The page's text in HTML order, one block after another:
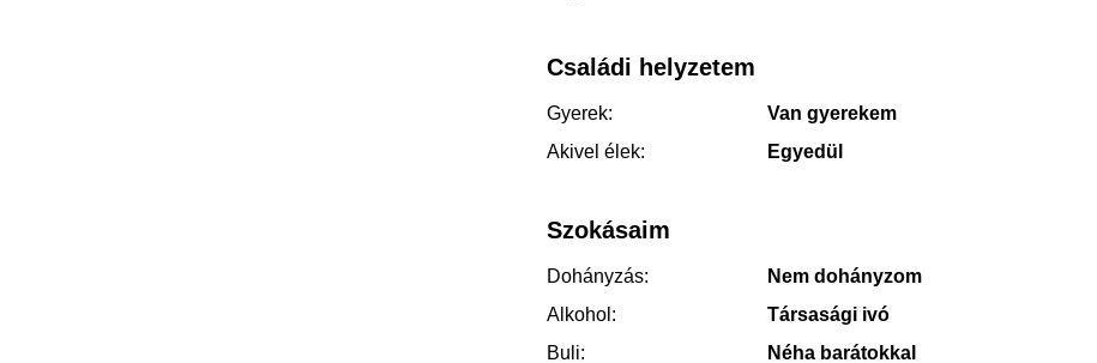
Családi helyzetem
Gyerek:
Van gyerekem
Akivel élek:
Egyedül
Szokásaim
Dohányzás:
Nem dohányzom
Alkohol:
Társasági ivó
Buli:
Néha barátokkal